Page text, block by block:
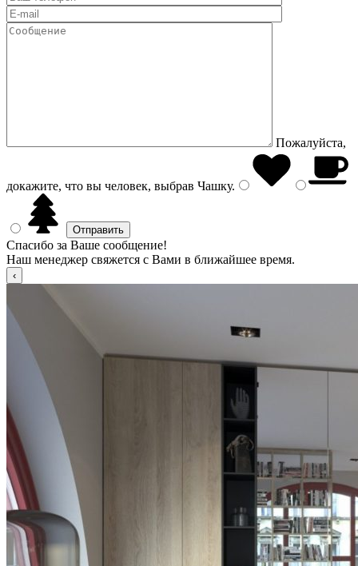
Пожалуйста,
докажите, что вы человек, выбрав Чашку.
Спасибо за Ваше сообщение!
Наш менеджер свяжется с Вами в ближайшее время.